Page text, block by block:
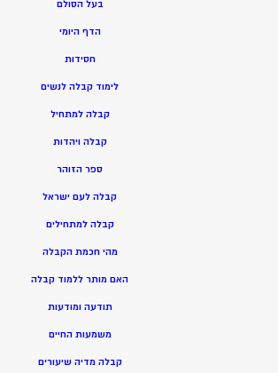
בעל הסולם
הדף היומי
חסידות
לימוד קבלה לנשים
קבלה למתחיל
קבלה ויהדות
ספר הזוהר
קבלה לעם ישראל
קבלה למתחילים
מהי חכמת הקבלה
האם מותר ללמוד קבלה
תודעה ומודעות
משמעות החיים
קבלה מדיה שיעורים